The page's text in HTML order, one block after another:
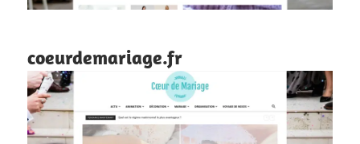
coeurdemariage.fr